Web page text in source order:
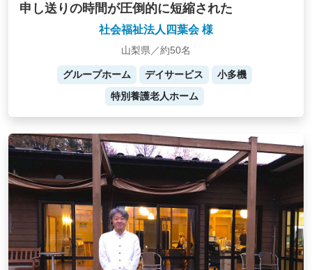
申し送りの時間が圧倒的に短縮された
社会福祉法人四葉会 様
山梨県／約50名
グループホーム デイサービス
小多機
特別養護老人ホーム